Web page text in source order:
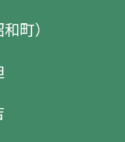
町）